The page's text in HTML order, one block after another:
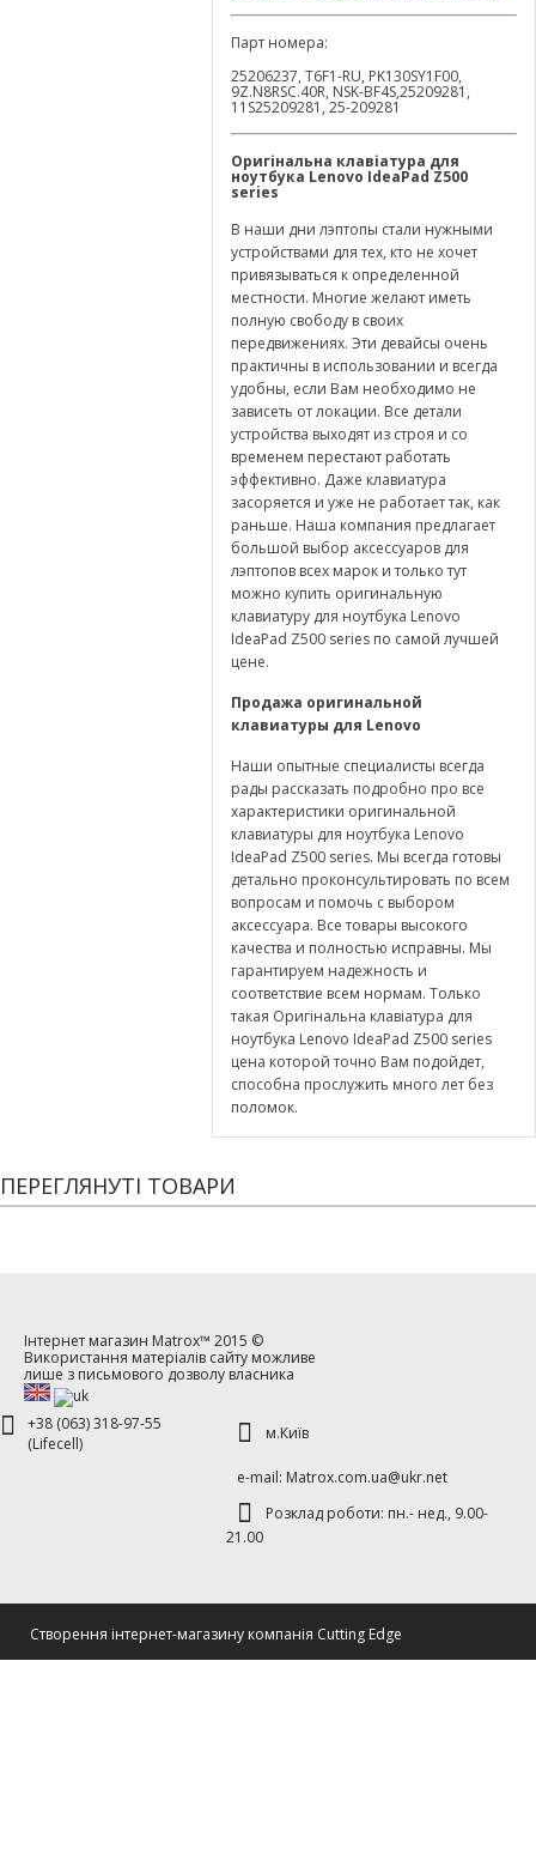
Парт номера:
25206237, T6F1-RU, PK130SY1F00,
9Z.N8RSC.40R, NSK-BF4S,25209281,
11S25209281, 25-209281
Оригінальна клавіатура для
ноутбука Lenovo IdeaPad Z500
series
В наши дни лэптопы стали нужными
устройствами для тех, кто не хочет
привязываться к определенной
местности. Многие желают иметь
полную свободу в своих
передвижениях. Эти девайсы очень
практичны в использовании и всегда
удобны, если Вам необходимо не
зависеть от локации. Все детали
устройства выходят из строя и со
временем перестают работать
эффективно. Даже клавиатура
засоряется и уже не работает так, как
раньше. Наша компания предлагает
большой выбор аксессуаров для
лэптопов всех марок и только тут
можно купить оригинальную
клавиатуру для ноутбука Lenovo
IdeaPad Z500 series по самой лучшей
цене.
Продажа оригинальной
клавиатуры для Lenovo
Наши опытные специалисты всегда
рады рассказать подробно про все
характеристики оригинальной
клавиатуры для ноутбука Lenovo
IdeaPad Z500 series. Мы всегда готовы
детально проконсультировать по всем
вопросам и помочь с выбором
аксессуара. Все товары высокого
качества и полностью исправны. Мы
гарантируем надежность и
соответствие всем нормам. Только
такая Оригінальна клавіатура для
ноутбука Lenovo IdeaPad Z500 series
цена которой точно Вам подойдет,
способна прослужить много лет без
поломок.
ПЕРЕГЛЯНУТІ ТОВАРИ
Інтернет магазин Matrox™ 2015 ©
Використання матеріалів сайту можливе
лише з письмового дозволу власника
+38 (063) 318-97-55
(Lifecell)
м.Київ
е-mаil: Matrox.com.ua@ukr.net
Розклад роботи: пн.- нед., 9.00-
21.00
Cтворення інтернет-магазину компанія Cutting Edge